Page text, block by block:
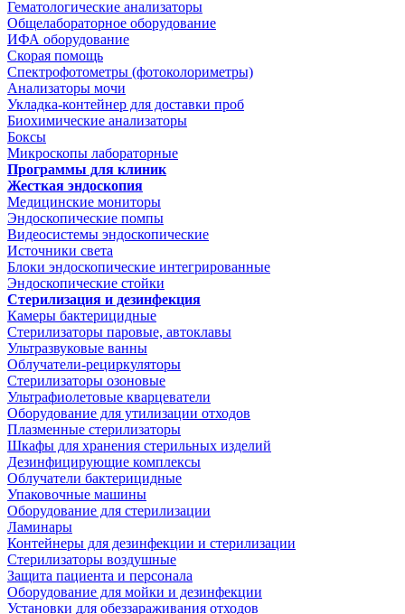
Гематологические анализаторы
Общелабораторное оборудование
ИФА оборудование
Скорая помощь
Спектрофотометры (фотоколориметры)
Анализаторы мочи
Укладка-контейнер для доставки проб
Биохимические анализаторы
Боксы
Микроскопы лабораторные
Программы для клиник
Жесткая эндоскопия
Медицинские мониторы
Эндоскопические помпы
Видеосистемы эндоскопические
Источники света
Блоки эндоскопические интегрированные
Эндоскопические стойки
Стерилизация и дезинфекция
Камеры бактерицидные
Стерилизаторы паровые, автоклавы
Ультразвуковые ванны
Облучатели-рециркуляторы
Стерилизаторы озоновые
Ультрафиолетовые кварцеватели
Оборудование для утилизации отходов
Плазменные стерилизаторы
Шкафы для хранения стерильных изделий
Дезинфицирующие комплексы
Облучатели бактерицидные
Упаковочные машины
Оборудование для стерилизации
Ламинары
Контейнеры для дезинфекции и стерилизации
Стерилизаторы воздушные
Защита пациента и персонала
Оборудование для мойки и дезинфекции
Установки для обеззараживания отходов